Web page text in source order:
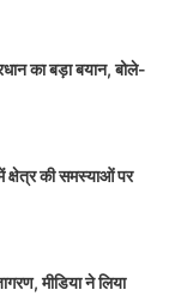
का बड़ा बयान, बोले-
की समस्याओं पर
मीडिया ने लिया